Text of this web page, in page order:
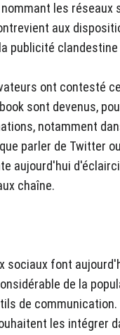
les
aux
publicité clandestine
ont contesté
sont devenus,
notamment
parler de Twitter
aujourd'hui
chaîne.
sociaux font
de la
de
les intégrer